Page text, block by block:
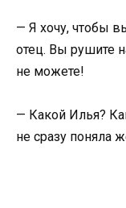
— Я хочу, чтобы
отец. Вы рушите
не можете!
— Какой Илья?
не сразу поняла